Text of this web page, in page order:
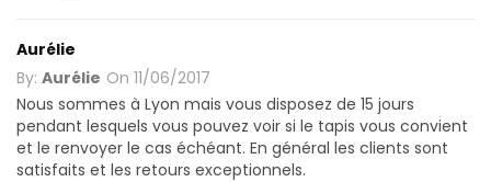
Aurélie
By: Aurélie On 11/06/2017
Nous sommes à Lyon mais vous disposez de 15 jours
pendant lesquels vous pouvez voir si le tapis vous convient
et le renvoyer le cas échéant. En général les clients sont
satisfaits et les retours exceptionnels.